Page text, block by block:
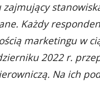
Każdy
marketingu w
2022 r.
Na ich